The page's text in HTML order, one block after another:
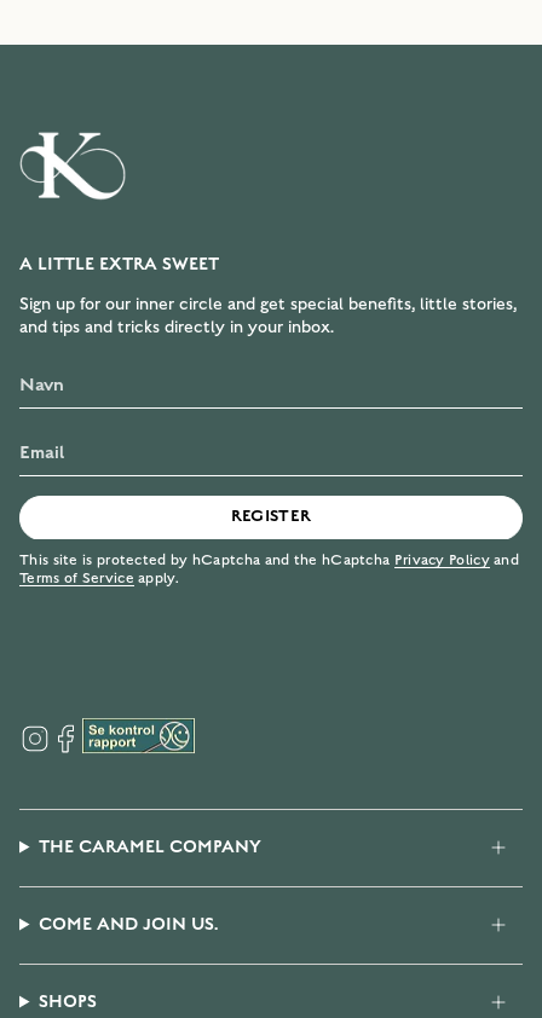
A LITTLE EXTRA SWEET
Sign up for our inner circle and get special benefits, little stories,
and tips and tricks directly in your inbox.
REGISTER
This site is protected by hCaptcha and the hCaptcha Privacy Policyand
Terms of Service apply.
THE CARAMEL COMPANY
COME AND JOIN US.
SHOPS
g
a
F
a
o
k